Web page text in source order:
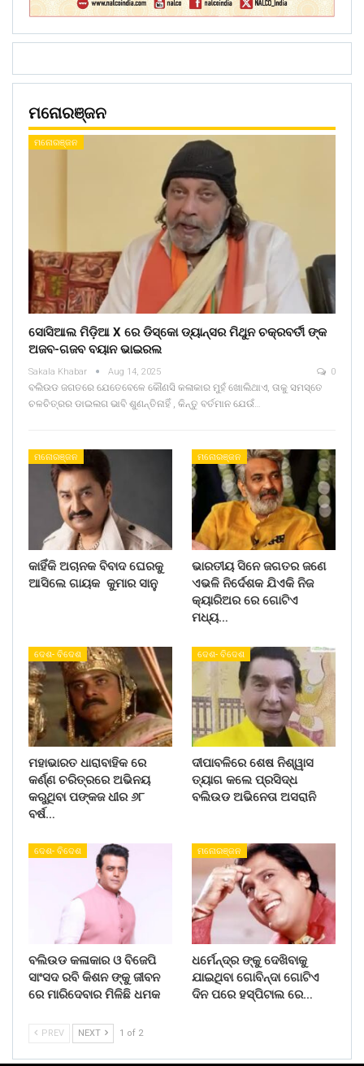
ମନୋରଞ୍ଜନ
ମନୋରଞ୍ଜନ
ସୋସିଆଲ ମିଡ଼ିଆ X ରେ ଡିସ୍କୋ ଡ୍ୟାନ୍ସର ମିଥୁନ ଚକ୍ରବର୍ତୀ ଙ୍କ
ଅଜବ-ଗଜବ ବୟାନ ଭାଇରଲ
Sakala Khabar Aug 14, 2025 0
ବଲିଉଡ ଜଗତରେ ଯେତେବେଳେ କୌଣସି କଳାକାର ମୁହଁ ଖୋଲିଥାଏ, ତାକୁ ସମସ୍ତେ
ଚଳଚିତ୍ରର ଡାଇଲଗ ଭାବି ଶୁଣନ୍ତିନାହିଁ , କିନ୍ତୁ ବର୍ତମାନ ଯେଉଁ…
ମନୋରଞ୍ଜନ
କାହିଁକି ଅଚାନକ ବିବାଦ ଘେରକୁ
ଆସିଲେ ଗାୟକ କୁମାର ସାନୁ
ମନୋରଞ୍ଜନ
ଭାରତୀୟ ସିନେ ଜଗତର ଜଣେ
ଏଭଳି ନିର୍ଦେଶକ ଯିଏକି ନିଜ
କ୍ୟାରିଅର ରେ ଗୋଟିଏ
ମଧ୍ୟ…
ଦେଶ- ବିଦେଶ
ମହାଭାରତ ଧାରାବାହିକ ରେ
କର୍ଣ୍ଣ ଚରିତ୍ରରେ ଅଭିନୟ
କରୁଥିବା ପଙ୍କଜ ଧୀର ୬୮
ବର୍ଷ…
ଦେଶ- ବିଦେଶ
ଦୀପାବଳିରେ ଶେଷ ନିଶ୍ୱାସ
ତ୍ୟାଗ କଲେ ପ୍ରସିଦ୍ଧ
ବଲିଉଡ ଅଭିନେତା ଅସରାନି
ଦେଶ- ବିଦେଶ
ବଲିଉଡ କଳାକାର ଓ ବିଜେପି
ସାଂସଦ ରବି କିଶନ ଙ୍କୁ ଜୀବନ
ରେ ମାରିଦେବାର ମିଳିଛି ଧମକ
ମନୋରଞ୍ଜନ
ଧର୍ମେନ୍ଦ୍ର ଙ୍କୁ ଦେଖିବାକୁ
ଯାଇଥିବା ଗୋବିନ୍ଦା ଗୋଟିଏ
ଦିନ ପରେ ହସ୍ପିଟାଲ ରେ…
PREV NEXT 1 of 2